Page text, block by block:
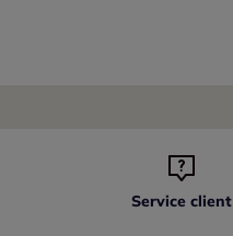
Service client